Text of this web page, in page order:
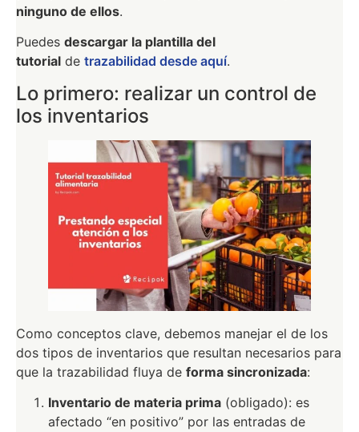
ninguno de ellos.
Puedes descargar la plantilla del
tutorial de trazabilidad desde aquí.
Lo primero: realizar un control de
los inventarios
Como conceptos clave, debemos manejar el de los
dos tipos de inventarios que resultan necesarios para
que la trazabilidad fluya de forma sincronizada:
Inventario de materia prima (obligado): es
afectado “en positivo” por las entradas de